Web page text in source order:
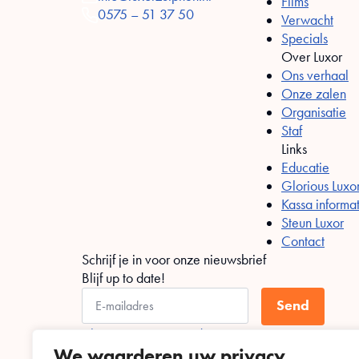
0575 – 51 37 50
Verwacht
Specials
Over Luxor
Ons verhaal
Onze zalen
Organisatie
Staf
Links
Educatie
Glorious
Kassa
Steun Luxor
Contact
Schrijf je in voor onze nieuwsbrief
Blijf up to date!
Send
Algemene voorwaarden
Privacy statement